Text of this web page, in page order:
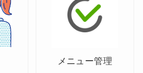
メニュー管理